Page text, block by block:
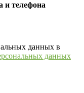
и телефона
данных в
данных